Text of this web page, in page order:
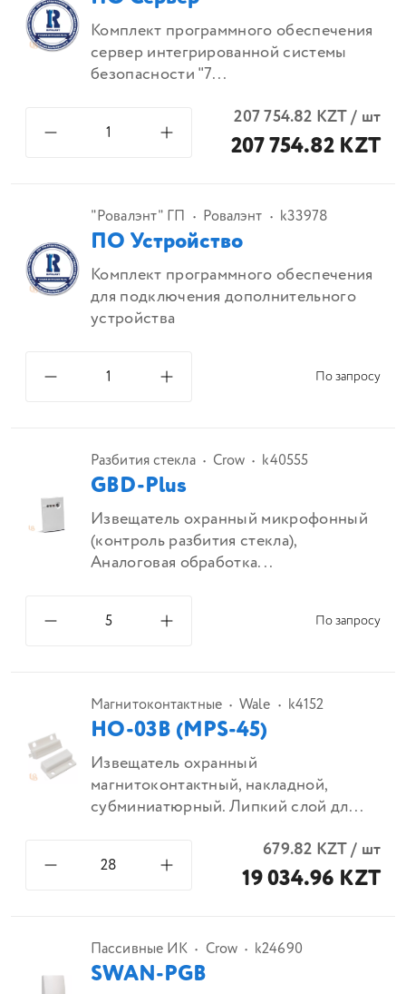
Комплект программного обеспечения
сервер интегрированной системы
безопасности "7...
207 754.82 KZT/ шт
207 754.82 KZT
"Ровалэнт" ГП Ровалэнт k33978
ПО Устройство
Комплект программного обеспечения
для подключения дополнительного
устройства
По запросу
Разбития стекла Crow k40555
GBD-Plus
Извещатель охранный микрофонный
(контроль разбития стекла),
Аналоговая обработка...
По запросу
Магнитоконтактные Wale k4152
HO-03B (MPS-45)
Извещатель охранный
магнитоконтактный, накладной,
субминиатюрный. Липкий слой дл...
679.82 KZT/ шт
19 034.96 KZT
Пассивные ИК Crow k24690
SWAN-PGB